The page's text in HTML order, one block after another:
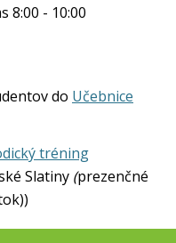
8:00 - 10:00
do Učebnice
tréning
Slatiny (prezenčné